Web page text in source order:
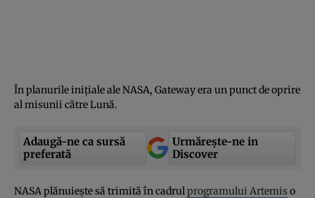
În planurile iniţiale ale NASA, Gateway era un punct de oprire
al misunii către Lună.
Adaugă-ne ca sursă
preferată
Urmărește-ne in
Discover
NASA plănuieşte să trimită în cadrulprogramului Artemis o